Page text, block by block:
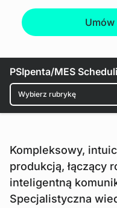
PSIpenta/MES
Rubryki
Kompleksowy,
produkcją, łączący
inteligentną
Specjalistyczna